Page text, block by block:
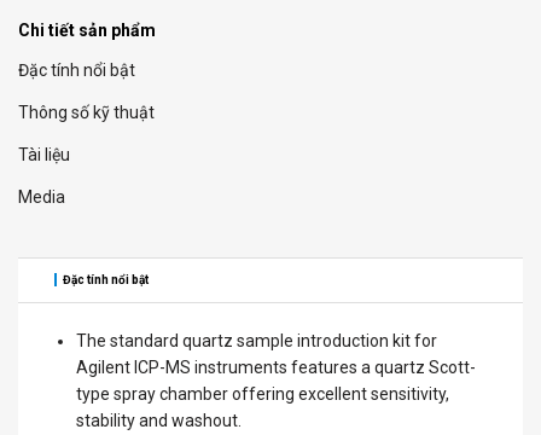
Chi tiết sản phẩm
Đặc tính nổi bật
Thông số kỹ thuật
Tài liệu
Media
Đặc tính nổi bật
The standard quartz sample introduction kit for
Agilent ICP-MS instruments features a quartz Scott-
type spray chamber offering excellent sensitivity,
stability and washout.